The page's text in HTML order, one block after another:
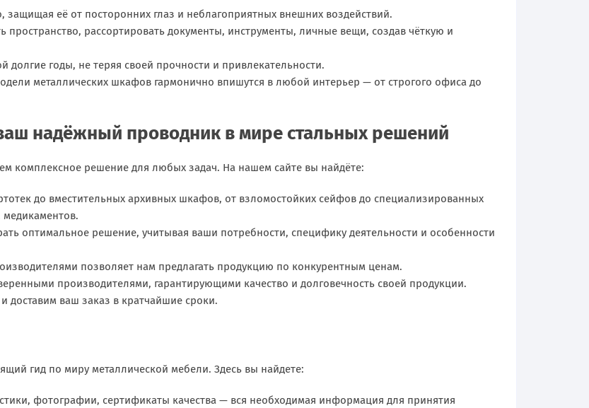
её от посторонних глаз и неблагоприятных внешних воздействий.
пространство, рассортировать документы, инструменты, личные вещи, создав чёткую и
годы, не теряя своей прочности и привлекательности.
металлических шкафов гармонично впишутся в любой интерьер — от строгого офиса до
надёжный проводник в мире стальных решений
комплексное решение для любых задач. На нашем сайте вы найдёте:
до вместительных архивных шкафов, от взломостойких сейфов до специализированных
оптимальное решение, учитывая ваши потребности, специфику деятельности и особенности
позволяет нам предлагать продукцию по конкурентным ценам.
производителями, гарантирующими качество и долговечность своей продукции.
доставим ваш заказ в кратчайшие сроки.
гид по миру металлической мебели. Здесь вы найдете:
фотографии, сертификаты качества — вся необходимая информация для принятия